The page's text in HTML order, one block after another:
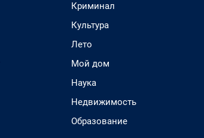
Криминал
Культура
Лето
Мой дом
Наука
Недвижимость
Образование